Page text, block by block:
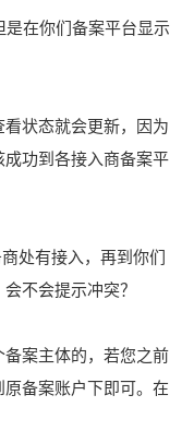
在你们备案平台显示
状态就会更新，因为
功到各接入商备案平
处有接入，再到你们
不会提示冲突？
案主体的，若您之前
备案账户下即可。在